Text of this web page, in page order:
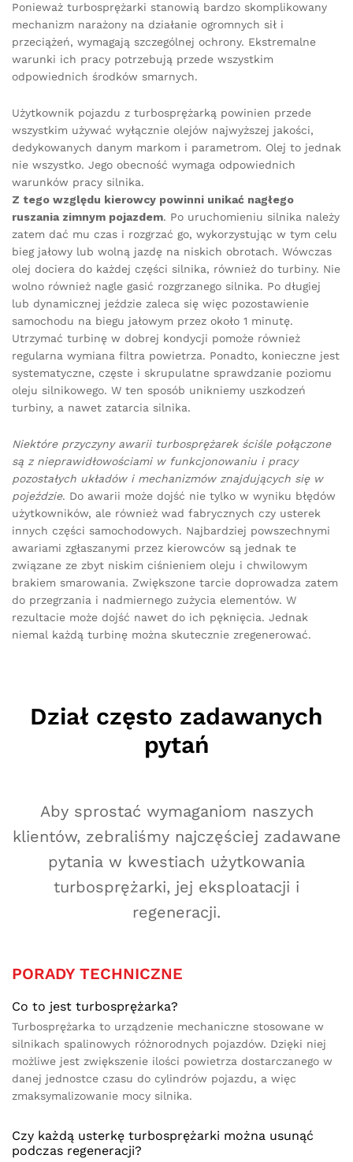
Ponieważ turbosprężarki stanowią bardzo skomplikowany
mechanizm narażony na działanie ogromnych sił i
przeciążeń, wymagają szczególnej ochrony. Ekstremalne
warunki ich pracy potrzebują przede wszystkim
odpowiednich środków smarnych.
Użytkownik pojazdu z turbosprężarką powinien przede
wszystkim używać wyłącznie olejów najwyższej jakości,
dedykowanych danym markom i parametrom. Olej to jednak
nie wszystko. Jego obecność wymaga odpowiednich
warunków pracy silnika.
Z tego względu kierowcy powinni unikać nagłego
ruszania zimnym pojazdem. Po uruchomieniu silnika należy
zatem dać mu czas i rozgrzać go, wykorzystując w tym celu
bieg jałowy lub wolną jazdę na niskich obrotach. Wówczas
olej dociera do każdej części silnika, również do turbiny. Nie
wolno również nagle gasić rozgrzanego silnika. Po długiej
lub dynamicznej jeździe zaleca się więc pozostawienie
samochodu na biegu jałowym przez około 1 minutę.
Utrzymać turbinę w dobrej kondycji pomoże również
regularna wymiana filtra powietrza. Ponadto, konieczne jest
systematyczne, częste i skrupulatne sprawdzanie poziomu
oleju silnikowego. W ten sposób unikniemy uszkodzeń
turbiny, a nawet zatarcia silnika.
Niektóre przyczyny awarii turbosprężarek ściśle połączone
są z nieprawidłowościami w funkcjonowaniu i pracy
pozostałych układów i mechanizmów znajdujących się w
pojeździe. Do awarii może dojść nie tylko w wyniku błędów
użytkowników, ale również wad fabrycznych czy usterek
innych części samochodowych. Najbardziej powszechnymi
awariami zgłaszanymi przez kierowców są jednak te
związane ze zbyt niskim ciśnieniem oleju i chwilowym
brakiem smarowania. Zwiększone tarcie doprowadza zatem
do przegrzania i nadmiernego zużycia elementów. W
rezultacie może dojść nawet do ich pęknięcia. Jednak
niemal każdą turbinę można skutecznie zregenerować.
Dział często zadawanych
pytań
Aby sprostać wymaganiom naszych
klientów, zebraliśmy najczęściej zadawane
pytania w kwestiach użytkowania
turbosprężarki, jej eksploatacji i
regeneracji.
PORADY TECHNICZNE
Co to jest turbosprężarka?
Turbosprężarka to urządzenie mechaniczne stosowane w
silnikach spalinowych różnorodnych pojazdów. Dzięki niej
możliwe jest zwiększenie ilości powietrza dostarczanego w
danej jednostce czasu do cylindrów pojazdu, a więc
zmaksymalizowanie mocy silnika.
Czy każdą usterkę turbosprężarki można usunąć
podczas regeneracji?